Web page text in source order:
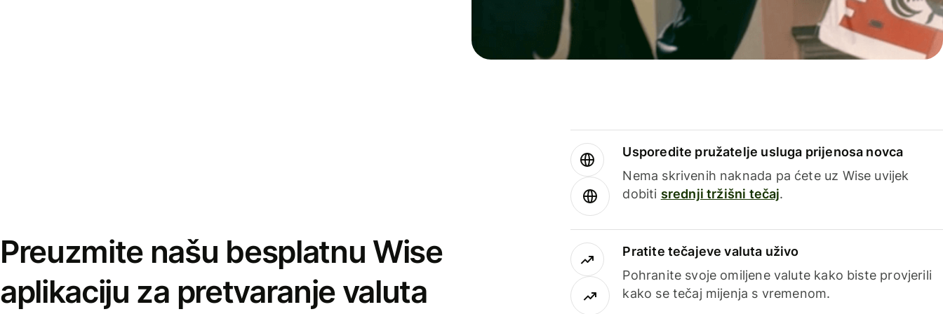
Preuzmite našu besplatnu Wise
aplikaciju za pretvaranje valuta
Usporedite pružatelje usluga prijenosa novca
Nema skrivenih naknada pa ćete uz Wise uvijek
dobiti srednji tržišni tečaj.
Pratite tečajeve valuta uživo
Pohranite svoje omiljene valute kako biste provjerili
kako se tečaj mijenja s vremenom.